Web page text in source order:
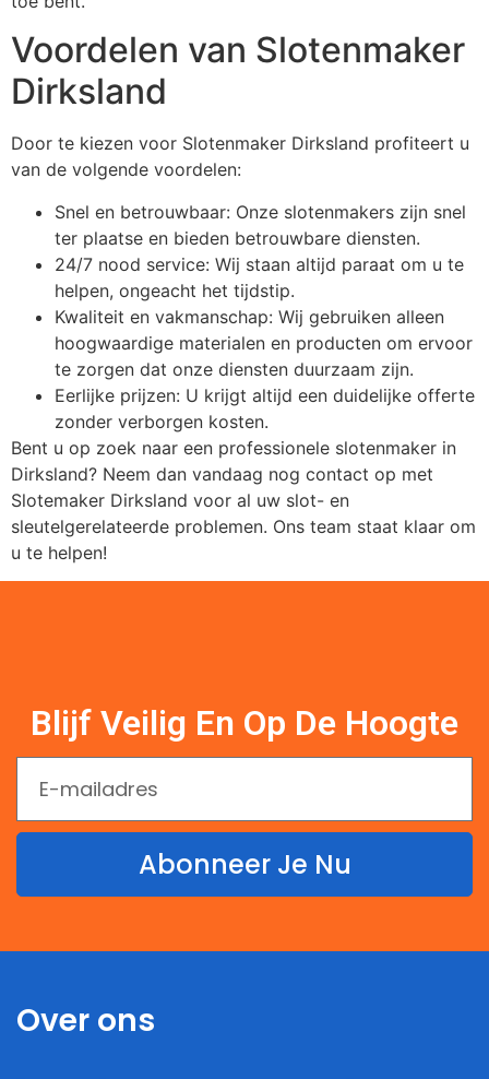
Voordelen van Slotenmaker
Dirksland
Door te kiezen voor Slotenmaker Dirksland profiteert u
van de volgende voordelen:
Snel en betrouwbaar: Onze slotenmakers zijn snel
ter plaatse en bieden betrouwbare diensten.
24/7 nood service: Wij staan altijd paraat om u te
helpen, ongeacht het tijdstip.
Kwaliteit en vakmanschap: Wij gebruiken alleen
hoogwaardige materialen en producten om ervoor
te zorgen dat onze diensten duurzaam zijn.
Eerlijke prijzen: U krijgt altijd een duidelijke offerte
zonder verborgen kosten.
Bent u op zoek naar een professionele slotenmaker in
Dirksland? Neem dan vandaag nog contact op met
Slotemaker Dirksland voor al uw slot- en
sleutelgerelateerde problemen. Ons team staat klaar om
u te helpen!
Blijf Veilig En Op De Hoogte
Abonneer Je Nu
Over ons